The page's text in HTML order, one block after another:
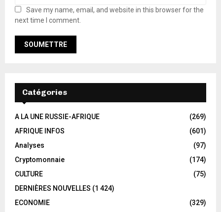
Save my name, email, and website in this browser for the
next time I comment.
Catégories
A LA UNE RUSSIE-AFRIQUE
(269)
AFRIQUE INFOS
(601)
Analyses
(97)
Cryptomonnaie
(174)
CULTURE
(75)
DERNIÈRES NOUVELLES (1 424)
ECONOMIE
(329)